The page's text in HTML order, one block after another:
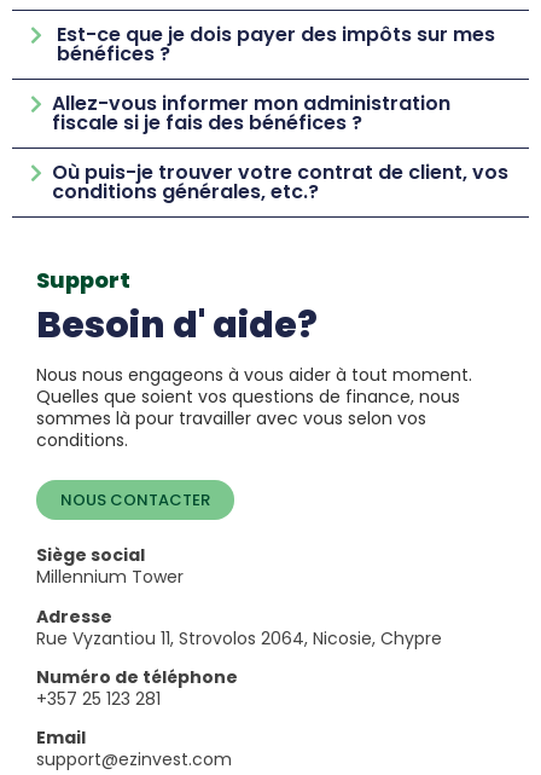
Est-ce que je dois payer des impôts sur mes
bénéfices ?
Allez-vous informer mon administration
fiscale si je fais des bénéfices ?
Où puis-je trouver votre contrat de client, vos
conditions générales, etc.?
Support
Besoin d' aide?
Nous nous engageons à vous aider à tout moment.
Quelles que soient vos questions de finance, nous
sommes là pour travailler avec vous selon vos
conditions.
NOUS CONTACTER
Siège social
Millennium Tower
Adresse
Rue Vyzantiou 11, Strovolos 2064, Nicosie, Chypre
Numéro de téléphone
+357 25 123 281
Email
support@ezinvest.com